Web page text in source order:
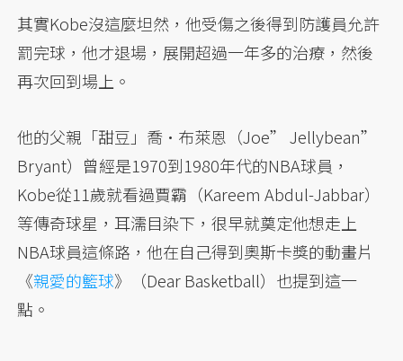
其實Kobe沒這麼坦然，他受傷之後得到防護員允許
罰完球，他才退場，展開超過一年多的治療，然後
再次回到場上。
他的父親「甜豆」喬·布萊恩（Joe” Jellybean”
Bryant）曾經是1970到1980年代的NBA球員，
Kobe從11歲就看過賈霸（Kareem Abdul-Jabbar）
等傳奇球星，耳濡目染下，很早就奠定他想走上
NBA球員這條路，他在自己得到奧斯卡獎的動畫片
《親愛的籃球》（Dear Basketball）也提到這一
點。